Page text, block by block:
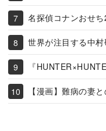
名探偵コナンおせ
世界が注目する中
『
【漫画】難病の妻